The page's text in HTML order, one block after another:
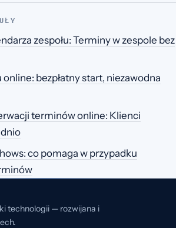
zespołu: Terminy w zespole bez
bezpłatny start, niezawodna
terminów online: Klienci
co pomaga w przypadku
technologii — rozwijana i